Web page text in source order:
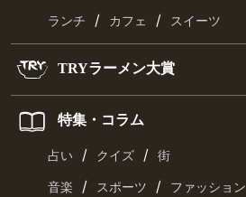
ランチ / カフェ / スイーツ
TRYラーメン大賞
特集・コラム
占い / クイズ / 街
音楽 / スポーツ / ファッション